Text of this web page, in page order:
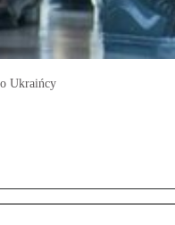
Ukraińcy